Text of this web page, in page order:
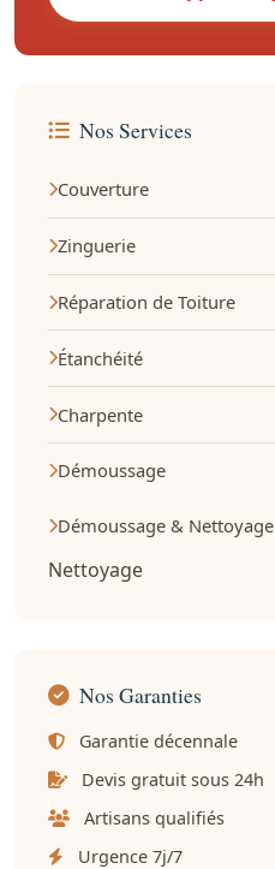
Nos Services
Couverture
Zinguerie
Réparation de Toiture
Étanchéité
Charpente
Démoussage
Démoussage & Nettoyage
Nettoyage
Nos Garanties
Garantie décennale
Devis gratuit sous 24h
Artisans qualifiés
Urgence 7j/7